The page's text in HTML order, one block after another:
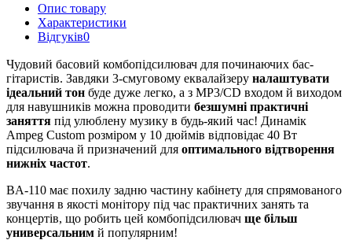
Опис товару
Характеристики
Відгуків0
Чудовий басовий комбопідсилювач для починаючих бас-
гітаристів. Завдяки 3-смуговому еквалайзеру налаштувати
ідеальний тон буде дуже легко, а з МР3/CD входом й виходом
для навушників можна проводити безшумні практичні
заняття під улюблену музику в будь-який час! Динамік
Ampeg Custom розміром у 10 дюймів відповідає 40 Вт
підсилювача й призначений для оптимального відтворення
нижніх частот.
BA-110 має похилу задню частину кабінету для спрямованого
звучання в якості монітору під час практичних занять та
концертів, що робить цей комбопідсилювач ще більш
универсальним й популярним!